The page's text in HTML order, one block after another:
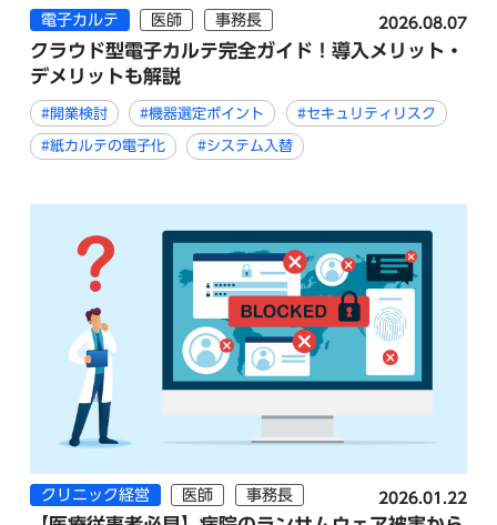
電子カルテ 医師 事務長 2026.08.07
クラウド型電子カルテ完全ガイド！導入メリット・
デメリットも解説
#開業検討 #機器選定ポイント #セキュリティリスク
#紙カルテの電子化 #システム入替
クリニック経営 医師 事務長 2026.01.22